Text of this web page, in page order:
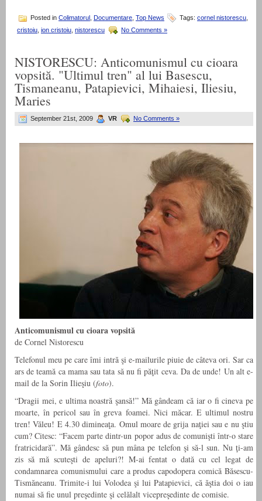
Posted in Colimatorul Documentare Top News Tags: cornel nistorescu
cristoiu ion cristoiu nistorescu No Comments »
NISTORESCU: Anticomunismul cu cioara
vopsită. "Ultimul tren" al lui Basescu,
Tismaneanu, Patapievici, Mihaiesi, Iliesiu,
Maries
September 21st, 2009 VR No Comments »
Anticomunismul cu cioara vopsită
de Cornel Nistorescu
Telefonul meu pe care îmi intră şi e-mailurile piuie de câteva ori. Sar ca
ars de teamă ca mama sau tata să nu fi păţit ceva. Da de unde! Un alt e-
mail de la Sorin Ilieşiu (foto).
“Dragii mei, e ultima noastră şansă!” Mă gândeam că iar o fi cineva pe
moarte, în pericol sau în greva foamei. Nici măcar. E ultimul nostru
tren! Văleu! E 4.30 dimineaţa. Omul moare de grija naţiei sau e nu ştiu
cum? Citesc: “Facem parte dintr-un popor adus de comunişti într-o stare
fratricidară”. Mă gândesc să pun mâna pe telefon şi să-l sun. Nu ţi-am
zis să mă scuteşti de apeluri?! M-ai fentat o dată cu cel legat de
condamnarea comunismului care a produs capodopera comică Băsescu-
Tismăneanu. Trimite-i lui Volodea şi lui Patapievici, că ăştia doi o iau
numai să fie unul preşedinte şi celălalt vicepreşedinte de comisie.